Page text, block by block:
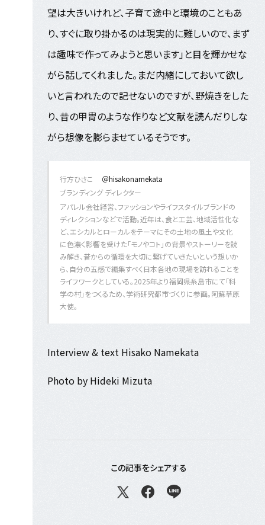
望は大きいけれど、子育て途中と環境のこともあ
り、すぐに取り掛かるのは現実的に難しいので、まず
は趣味で作ってみようと思います」と目を輝かせな
がら話してくれました。まだ内緒にしておいて欲し
いと言われたので記せないのですが、野焼きをした
り、昔の甲冑のような作りなど文献を読んだりしな
がら想像を膨らませているそうです。
行方ひさこ
＠hisakonamekata
ブランディング ディレクター
アパレル会社経営、ファッションやライフスタイルブランドの
ディレクションなどで活動。近年は、食と工芸、地域活性化な
ど、エシカルとローカルをテーマにその土地の風土や文化
に色濃く影響を受けた「モノやコト」の背景やストーリーを読
み解き、昔からの循環を大切に繋げていきたいという想いか
ら、自分の五感で編集すべく日本各地の現場を訪れることを
ライフワークとしている。2025年より福岡県糸島市にて「科
学の村」をつくるため、学術研究都市づくりに参画。阿蘇草原
大使。
Interview & text Hisako Namekata
Photo by Hideki Mizuta
この記事をシェアする